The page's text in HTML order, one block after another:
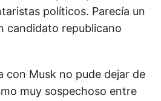
políticos. Parecía un
candidato republicano
con Musk no pude dejar de
muy sospechoso entre